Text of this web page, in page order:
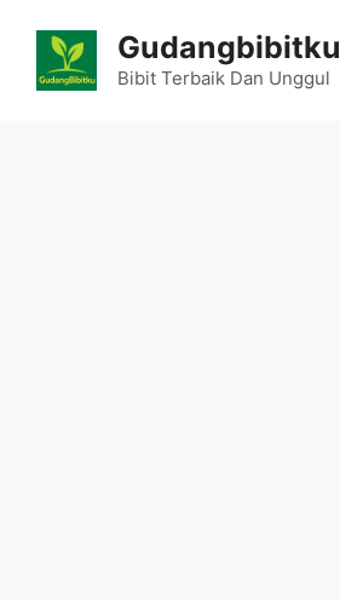
content
Gudangbibitku
Bibit Terbaik Dan Unggul